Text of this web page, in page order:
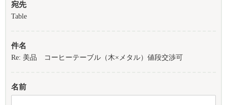
宛先
Table
件名
Re: 美品 コーヒーテーブル（木×メタル）値段交渉可
名前